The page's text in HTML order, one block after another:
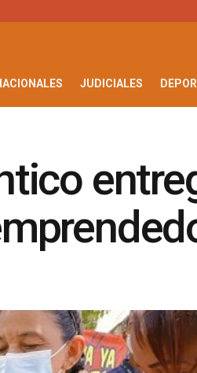
JUDICIALES